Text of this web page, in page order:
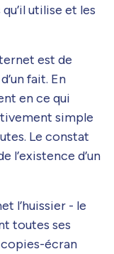
utilise et les
est de
fait. En
en ce qui
simple
Le constat
l’existence d’un
l’huissier - le
toutes ses
écran